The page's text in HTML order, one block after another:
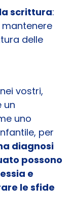
scrittura:
delle
vostri,
un
uno
per
diagnosi
possono
e
le sfide